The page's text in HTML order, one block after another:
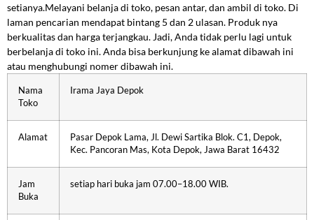
setianya.Melayani belanja di toko, pesan antar, dan ambil di toko. Di
laman pencarian mendapat bintang 5 dan 2 ulasan. Produk nya
berkualitas dan harga terjangkau. Jadi, Anda tidak perlu lagi untuk
berbelanja di toko ini. Anda bisa berkunjung ke alamat dibawah ini
atau menghubungi nomer dibawah ini.
Nama
Toko
Irama Jaya Depok
Alamat
Pasar Depok Lama, Jl. Dewi Sartika Blok. C1, Depok,
Kec. Pancoran Mas, Kota Depok, Jawa Barat 16432
Jam
Buka
setiap hari buka jam 07.00–18.00 WIB.